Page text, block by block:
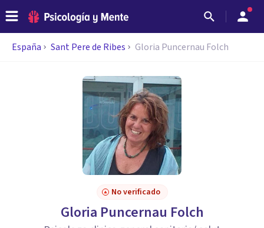
España Sant Pere de Ribes Gloria Puncernau Folch
No verificado
Gloria Puncernau Folch